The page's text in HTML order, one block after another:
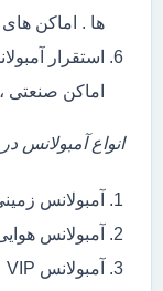
ها . اماکن
استقرار
اماکن صنعتی
انواع آمبولانس در
آمبولانس
آمبولانس
آمبولانس VIP